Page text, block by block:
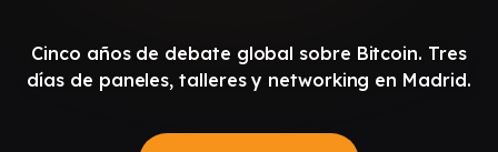
Cinco años de debate global sobre Bitcoin. Tres
días de paneles, talleres y networking en Madrid.